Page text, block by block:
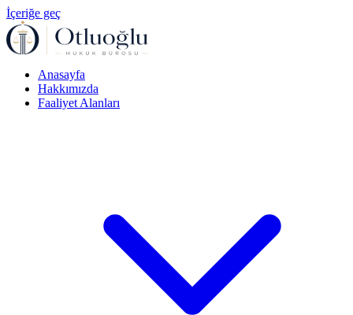
İçeriğe geç
Anasayfa
Hakkımızda
Faaliyet Alanları